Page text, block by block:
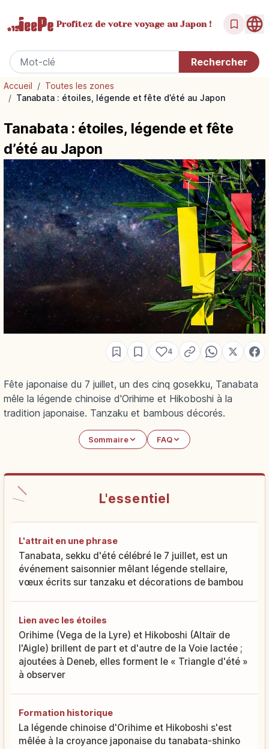
Profitez de votrevoyage au Japon !
Accueil / Toutes les zones
/ Tanabata : étoiles, légende et fête d’été au Japon
Tanabata : étoiles, légende et fête
d’été au Japon
4
Fête japonaise du 7 juillet, un des cinq gosekku, Tanabata
mêle la légende chinoise d'Orihime et Hikoboshi à la
tradition japonaise. Tanzaku et bambous décorés.
Sommaire FAQ
L'essentiel
L'attrait en une phrase
Tanabata, sekku d'été célébré le 7 juillet, est un
événement saisonnier mêlant légende stellaire,
vœux écrits sur tanzaku et décorations de bambou
Lien avec les étoiles
Orihime (Vega de la Lyre) et Hikoboshi (Altaïr de
l'Aigle) brillent de part et d'autre de la Voie lactée ;
ajoutées à Deneb, elles forment le « Triangle d'été »
à observer
Formation historique
La légende chinoise d'Orihime et Hikoboshi s'est
mêlée à la croyance japonaise du tanabata-shinko